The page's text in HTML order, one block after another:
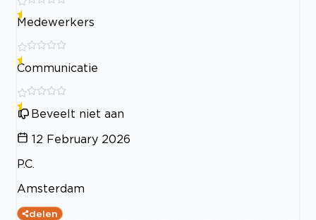
Medewerkers
Communicatie
Beveelt niet aan
12 February 2026
P.C.
Amsterdam
delen